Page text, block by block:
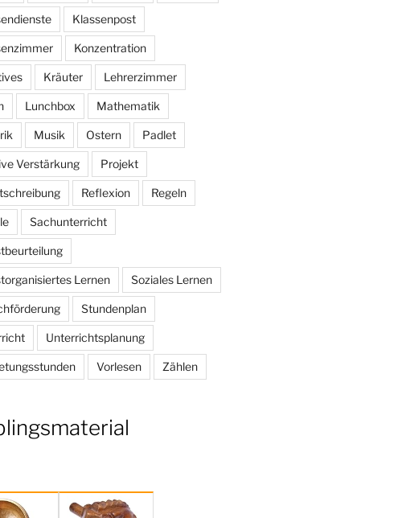
Klassenpost
Konzentration
Kräuter Lehrerzimmer
Lunchbox Mathematik
Musik Ostern Padlet
Verstärkung Projekt
Reflexion Regeln
Sachunterricht
Lernen Soziales Lernen
Stundenplan
Unterrichtsplanung
Vorlesen Zählen